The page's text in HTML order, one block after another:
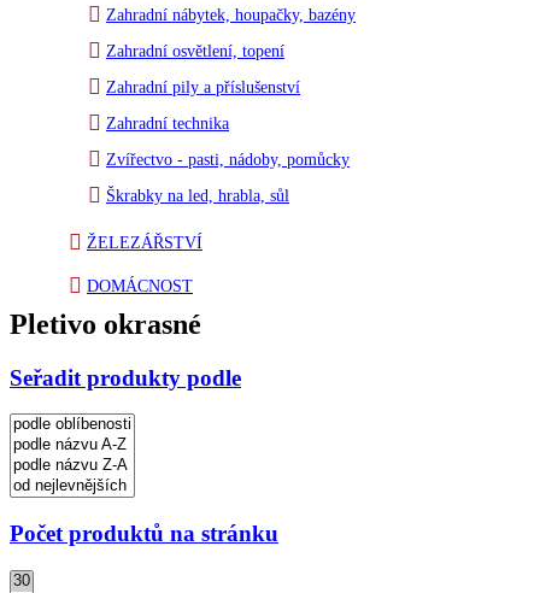
Zahradní nábytek, houpačky, bazény
Zahradní osvětlení, topení
Zahradní pily a příslušenství
Zahradní technika
Zvířectvo - pasti, nádoby, pomůcky
Škrabky na led, hrabla, sůl
ŽELEZÁŘSTVÍ
DOMÁCNOST
Pletivo okrasné
Seřadit produkty podle
Počet produktů na stránku